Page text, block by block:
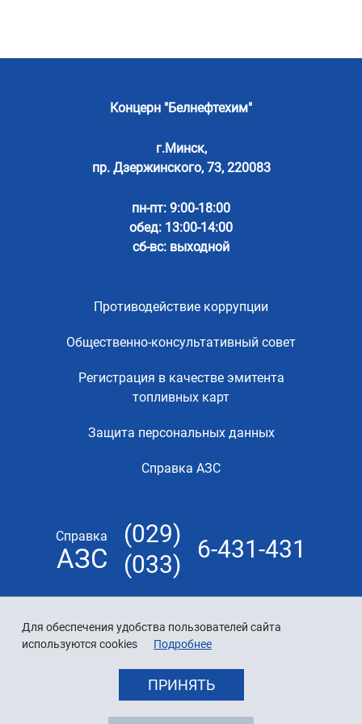
Для обеспечения удобства пользователей сайта
используются cookies
Подробнее
ПРИНЯТЬ
Концерн "Белнефтехим"
г.Минск,
пр. Дзержинского, 73, 220083
пн-пт: 9:00-18:00
обед: 13:00-14:00
сб-вс: выходной
Противодействие коррупции
Общественно-консультативный совет
Регистрация в качестве эмитента
топливных карт
Защита персональных данных
Справка АЗС
Справка
АЗС
(029)
(033)
6-431-431